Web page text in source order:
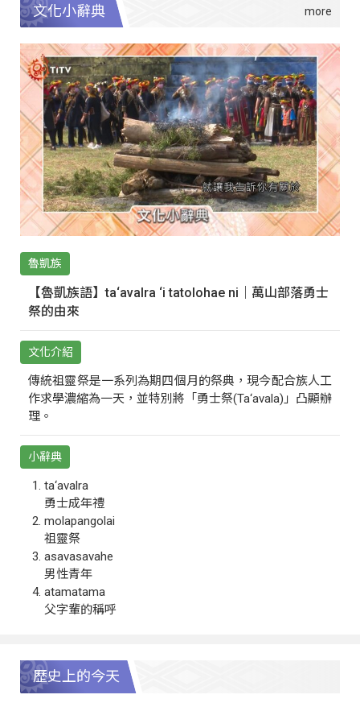
文化小辭典
魯凱族
【魯凱族語】ta‘avalra ‘i tatolohae ni｜萬山部落勇士
祭的由來
文化介紹
傳統祖靈祭是一系列為期四個月的祭典，現今配合族人工
作求學濃縮為一天，並特別將「勇士祭(Ta‘avala)」凸顯辦
理。
小辭典
ta‘avalra
勇士成年禮
molapangolai
祖靈祭
asavasavahe
男性青年
atamatama
父字輩的稱呼
歷史上的今天